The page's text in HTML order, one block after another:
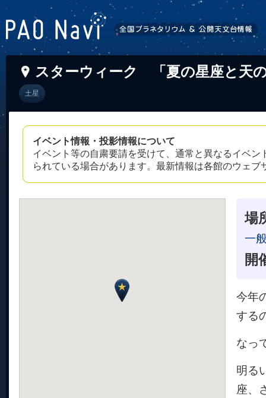
スターウィーク 「夏の星座と天
土星
イベント情報・投影情報について
イベント等の自粛要請を受けて、通常と異なるイベ
られている場合があります。最新情報は各館のウェ
場
一
開
今年
する
なっ
明る
座、